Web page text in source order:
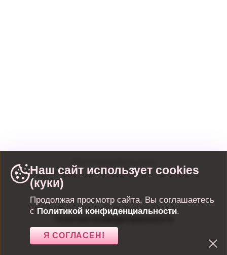
Наш сайт использует cookies
(куки)
Продолжая просмотр сайта, Вы соглашаетесь
с Политикой конфиденциальности.
Я СОГЛАСЕН!